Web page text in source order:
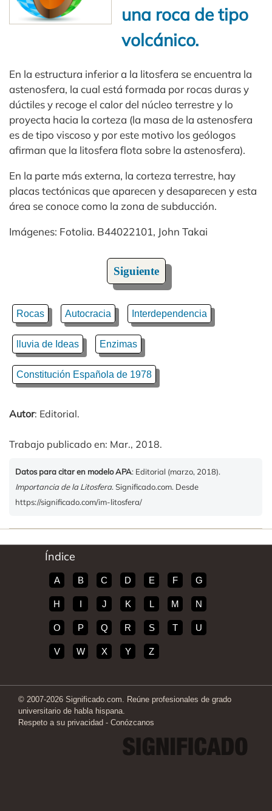
una roca de tipo
volcánico.
En la estructura inferior a la litosfera se encuentra la
astenosfera, la cual está formada por rocas duras y
dúctiles y recoge el calor del núcleo terrestre y lo
proyecta hacia la corteza (la masa de la astenosfera
es de tipo viscoso y por este motivo los geólogos
afirman que la litosfera flota sobre la astenosfera).
En la parte más externa, la corteza terrestre, hay
placas tectónicas que aparecen y desaparecen y esta
área se conoce como la zona de subducción.
Imágenes: Fotolia. B44022101, John Takai
Siguiente
Rocas Autocracia Interdependencia
lluvia de Ideas Enzimas
Constitución Española de 1978
Autor: Editorial.
Trabajo publicado en: Mar., 2018.
Datos para citar en modelo APA: Editorial (marzo, 2018).
Importancia de la Litosfera. Significado.com. Desde
https://significado.com/im-litosfera/
Índice
A B C D E F G
H I J K L M N
O P Q R S T U
V W X Y Z
© 2007-2026 Significado.com. Reúne profesionales de grado
universitario de habla hispana.
Respeto a su privacidad - Conózcanos